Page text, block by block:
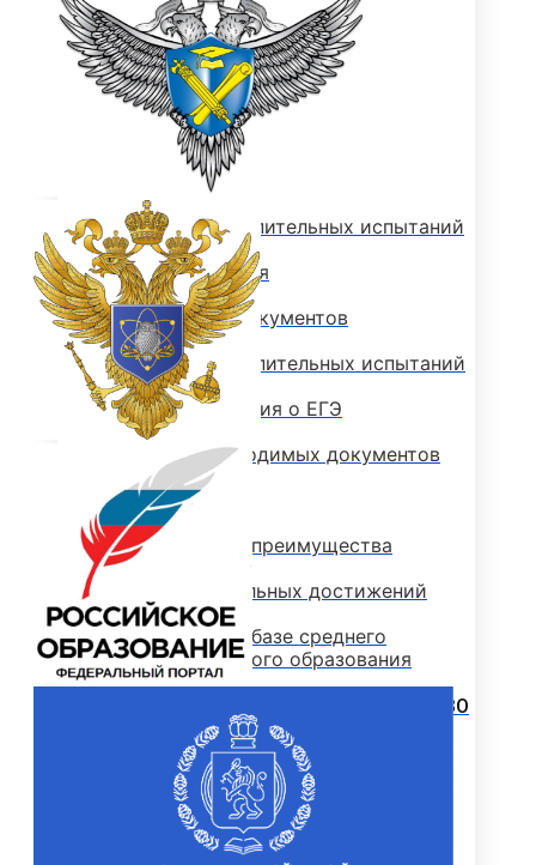
ВЫСШЕЕ ОБРАЗОВАНИЕ
(БАКАЛАВРИАТ)
Перечень направлений и
вступительных испытаний
Стоимость обучения
Расписание вступительных испытаний
Сроки зачисления
Сроки подачи документов
Программы вступительных испытаний
Основные сведения о ЕГЭ
Перечень необходимых документов
План приема
Особые права и преимущества
Учет индивидуальных достижений
Поступление на базе среднего
профессионального образования
РЕЙТИНГОВЫЕ СПИСКИ. КОЛИЧЕСТВО
ПОДАННЫХ ЗАЯВЛЕНИЙ
ПРИКАЗЫ О ЗАЧИСЛЕНИИ
ПРОГРАММЫ СПО (КОЛЛЕДЖ)